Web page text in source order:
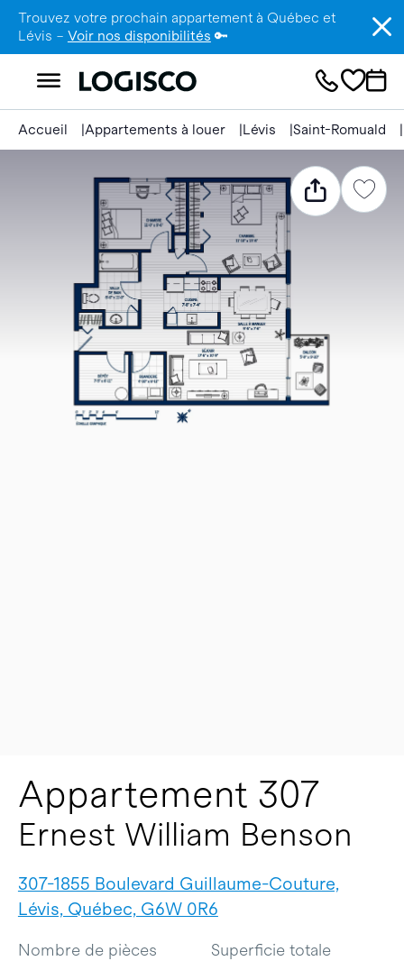
Trouvez votre prochain appartement à Québec et
Lévis – Voir nos disponibilités 🔑
Accueil Appartements à louer Lévis Saint-Romuald
Appartement 307
Ernest William Benson
307-1855 Boulevard Guillaume-Couture,
Lévis, Québec, G6W 0R6
Nombre de pièces Superficie totale